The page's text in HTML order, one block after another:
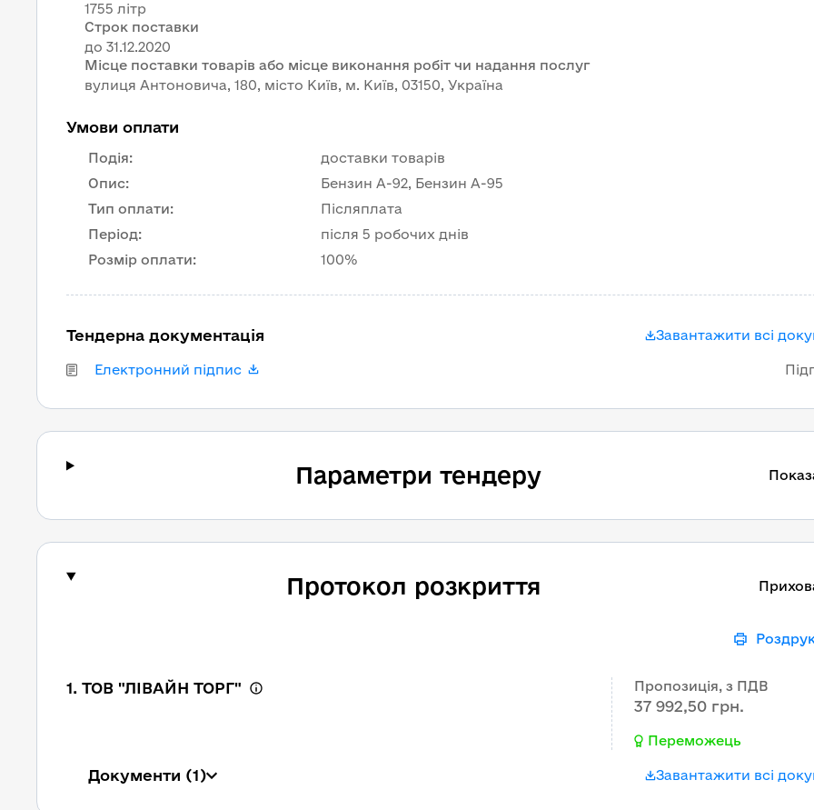
1755 літр
Строк поставки
Місце поставки товарів або місце виконання робіт чи надання послуг
вулиця Антоновича, 180, місто Київ, м. Київ, 03150, Україна
Умови оплати
Подія:
доставки товарів
Опис:
Бензин А-92, Бензин А-95
Тип оплати:
Післяплата
Період:
після 5 робочих днів
Розмір оплати: 100%
Тендерна документація Завантажити всі
Електронний підпис
Параметри тендеру
Протокол розкриття
1. ТОВ "ЛІВАЙН ТОРГ" Пропозиція, з ПДВ
37 992,50 грн.
Переможець
Документи (1) Завантажити всі